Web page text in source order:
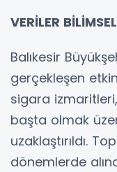
VERİLER
Balıkesir
gerçekleşen
sigara
başta olmak
uzaklaştırıldı.
dönemlerde